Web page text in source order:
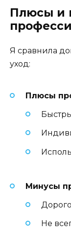
Плюсы и
Я сравнила
уход:
Плюсы
Минусы
Дорого
Не